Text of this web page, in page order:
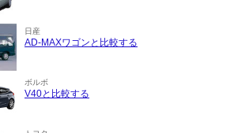
日産
AD-MAXワゴンと比較する
ボルボ
V40と比較する